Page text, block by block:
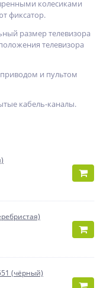
колесиками
фиксатор.
размер телевизора
телевизора
и пультом
кабель-каналы.
(чёрный)